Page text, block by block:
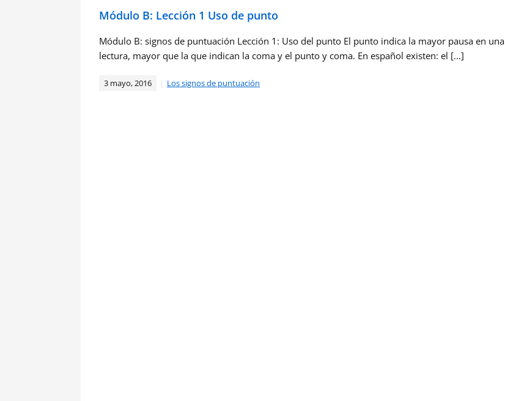
Módulo B: Lección 1 Uso de punto
Módulo B: signos de puntuación Lección 1: Uso del punto El punto indica la mayor pausa en una
lectura, mayor que la que indican la coma y el punto y coma. En español existen: el […]
3 mayo, 2016 Los signos de puntuación